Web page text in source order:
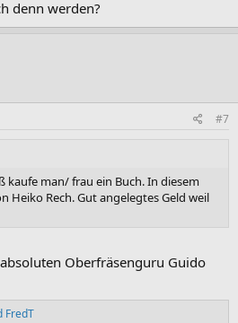
denn werden?
#7
kaufe man/ frau ein Buch. In diesem
Heiko Rech. Gut angelegtes Geld weil
Oberfräsenguru Guido
FredT